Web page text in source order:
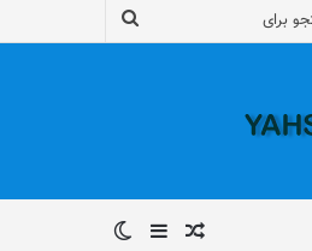
سایدبار نوشته